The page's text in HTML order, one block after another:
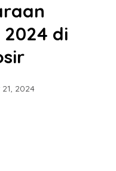
di
2024